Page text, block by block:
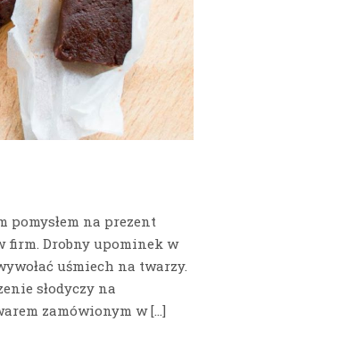
pomysłem na prezent
firm. Drobny upominek w
uśmiech na twarzy.
słodyczy na
zamówionym w […]